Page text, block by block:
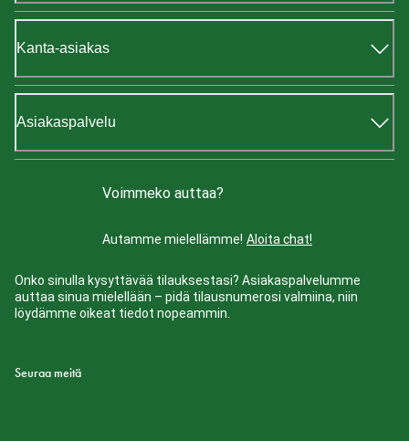
Kanta-asiakas
Asiakaspalvelu
Voimmeko auttaa?
Autamme mielellämme! Aloita chat!
Onko sinulla kysyttävää tilauksestasi? Asiakaspalvelumme
auttaa sinua mielellään – pidä tilausnumerosi valmiina, niin
löydämme oikeat tiedot nopeammin.
Seuraa meitä